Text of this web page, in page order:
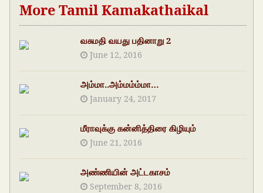
More Tamil Kamakathaikal
வசுமதி வயது பதினாறு 2
June 12, 2016
அம்மா..அம்மம்ம்மா…
January 24, 2017
மீராவுக்கு கன்னித்திரை கிழியும்
June 21, 2016
அண்ணியின் அட்டகாசம்
September 8, 2016